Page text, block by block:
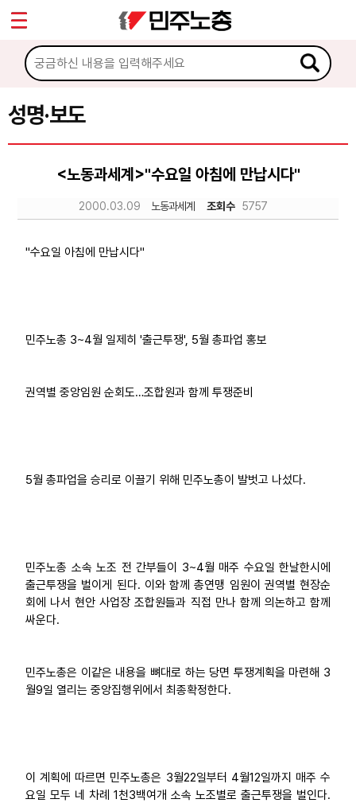
성명·보도
<노동과세계>"수요일 아침에 만납시다"
2000.03.09 노동과세계 조회수 5757
"수요일 아침에 만납시다"
민주노총 3~4월 일제히 '출근투쟁', 5월 총파업 홍보
권역별 중앙임원 순회도…조합원과 함께 투쟁준비
5월 총파업을 승리로 이끌기 위해 민주노총이 발벗고 나섰다.
민주노총 소속 노조 전 간부들이 3~4월 매주 수요일 한날한시에
출근투쟁을 벌이게 된다. 이와 함께 총연맹 임원이 권역별 현장순
회에 나서 현안 사업장 조합원들과 직접 만나 함께 의논하고 함께
싸운다.
민주노총은 이같은 내용을 뼈대로 하는 당면 투쟁계획을 마련해 3
월9일 열리는 중앙집행위에서 최종확정한다.
이 계획에 따르면 민주노총은 3월22일부터 4월12일까지 매주 수
요일 모두 네 차례 1천3백여개 소속 노조별로 출근투쟁을 벌인다.
마이페이지
소개
소식
공지사항
성명·보도
노동상담
부설기관
업무
Sketchbook5, 스케치북5
Sketchbook5, 스케치북5